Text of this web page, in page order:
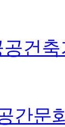
건
간문